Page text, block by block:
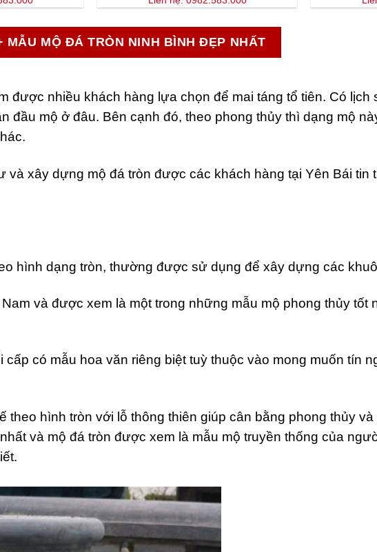
MẪU MỘ ĐÁ TRÒN NINH BÌNH ĐẸP NHẤT
được nhiều khách hàng lựa chọn để mai táng tổ tiên. Có
đầu mộ ở đâu. Bên cạnh đó, theo phong thủy thì dạng mộ
và xây dựng mộ đá tròn được các khách hàng tại Yên Bái tin
hình dạng tròn, thường được sử dụng để xây dựng các
và được xem là một trong những mẫu mộ phong thủy tốt
có mẫu hoa văn riêng biệt tuỳ thuộc vào mong muốn tín
hình tròn với lỗ thông thiên giúp cân bằng phong thủy
và mộ đá tròn được xem là mẫu mộ truyền thống của